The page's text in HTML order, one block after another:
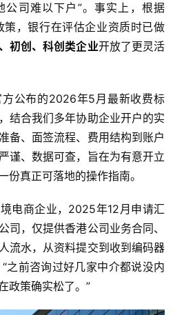
公司难以下户”。事实上，根据
，银行在评估企业资质时已做
初创、科创类企业开放了更灵活
公布的2026年5月最新收费标
结合我们多年协助企业开户的实
备、面签流程、费用结构到账户
谨、数据可查，旨在为有意开立
份真正可落地的操作指南。
电商企业，2025年12月申请汇
司，仅提供香港公司业务合同、
流水，从资料提交到收到编码器
之前咨询过好几家中介都说没内
政策确实松了。”